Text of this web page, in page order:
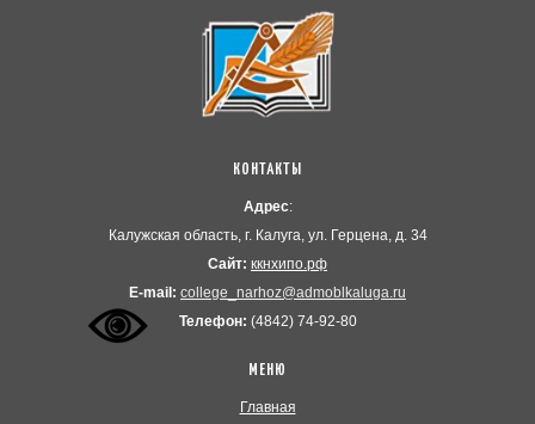
КОНТАКТЫ
Адрес:
Калужская область, г. Калуга, ул. Герцена, д. 34
Сайт: ккнхипо.рф
Е-mail: college_narhoz@admoblkaluga.ru
Телефон: (4842) 74-92-80
МЕНЮ
Главная